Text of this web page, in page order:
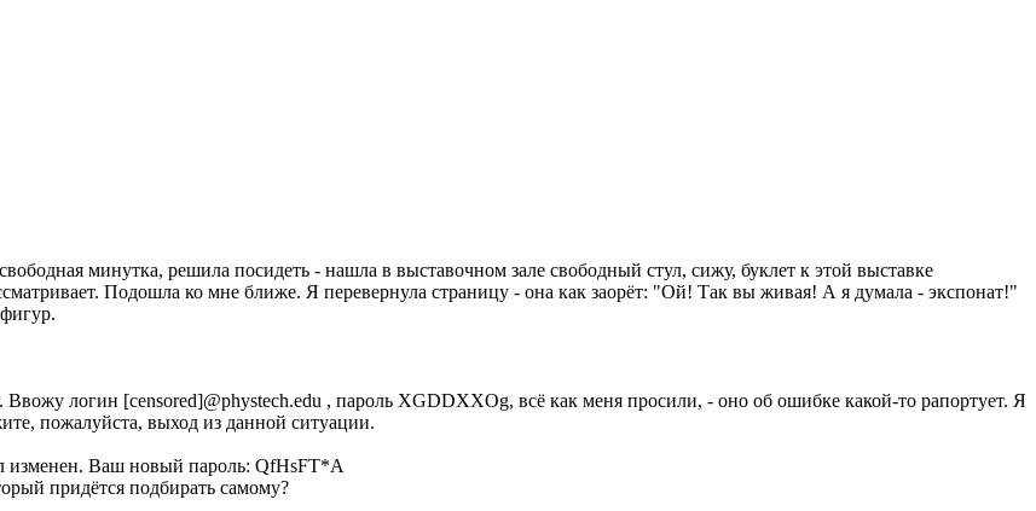
минутка, решила посидеть - нашла в выставочном зале свободный стул, сижу, буклет к этой выставке
Подошла ко мне ближе. Я перевернула страницу - она как заорёт: "Ой! Так вы живая! А я думала - экспонат!"
логин [censored]@phystech.edu , пароль XGDDXXOg, всё как меня просили, - оно об ошибке какой-то рапортует. Я
пожалуйста, выход из данной ситуации.
изменен. Ваш новый пароль: QfHsFT*A
придётся подбирать самому?